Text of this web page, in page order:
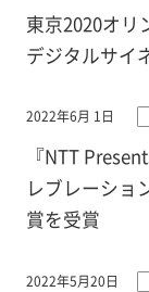
東京2020オリ
デジタルサイ
2022年6月 1日
『NTT
レブレーショ
賞を受賞
2022年5月20日